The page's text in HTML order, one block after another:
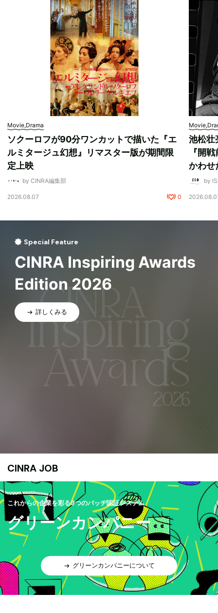
Movie,Drama
ソクーロフが90分ワンカットで描いた『エ
ルミタージュ幻想』リマスター版が期間限
定上映
by CINRA編集部
2026.08.07 0
池松壮
『開
かわせ
by
Special Feature
CINRA Inspiring Awards
Edition 2026
詳しくみる
CINRA JOB
これからの企業を彩る9つのバッヂ認証システム
グリーンカンパニー
グリーンカンパニーについて